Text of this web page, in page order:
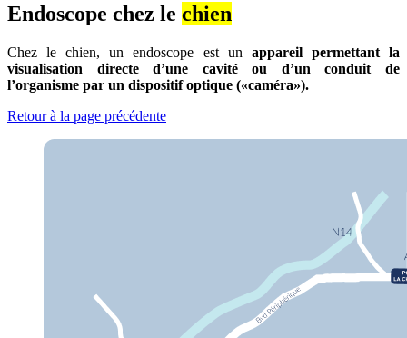
Endoscope chez le chien
Chez le chien, un endoscope est un appareil permettant la
visualisation directe d’une cavité ou d’un conduit de
l’organisme par un dispositif optique («caméra»).
Retour à la page précédente